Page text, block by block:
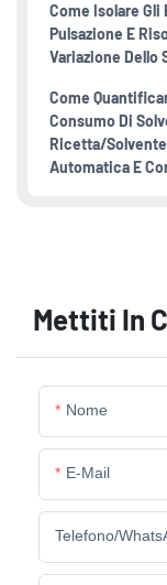
Come Isolare
Pulsazione E
Variazione
Come
Consumo Di
Ricetta/
Automatica E
Mettiti In
Nome
E-Mail
Telefono/